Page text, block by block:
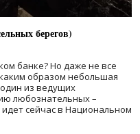
берегов)
банке? Но даже не все
образом небольшая
из ведущих
любознательных –
сейчас в Национальном